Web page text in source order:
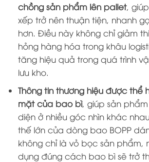
chồng sản phẩm lên pallet,
xếp trở nên thuận tiện, nhanh
hơn. Điều này không chỉ giảm
hỏng hàng hóa trong khâu
tăng hiệu quả trong quá trình
lưu kho.
Thông tin thương hiệu được thể
mặt của bao bì, giúp sản
diện ở nhiều góc nhìn khác
thế lớn của dòng bao BOPP
không chỉ là vỏ bọc sản phẩm,
dụng đúng cách bao bì sẽ trở